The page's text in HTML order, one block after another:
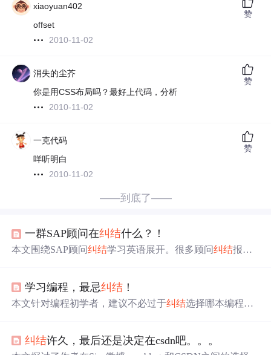
xiaoyuan402
offset
2010-11-02
赞
消失的尘芥
你是用CSS布局吗？最好上代码，分析
2010-11-02
赞
一克代码
咩听明白
2010-11-02
赞
——到底了——
一群SAP顾问在纠结什么？！
本文围绕SAP顾问纠结学习英语展开。很多顾问纠结报课
精力等原因补英语意愿低，年轻顾问更需恶补。如今国内S
AP需求少，英语要求高，部分顾问虽努力但受工作等因素
学习编程，最忌纠结 ！
本文针对编程初学者，建议不必过于纠结选择哪本编程书
择。纠结许久，最后还是决定在csdn吧。。。